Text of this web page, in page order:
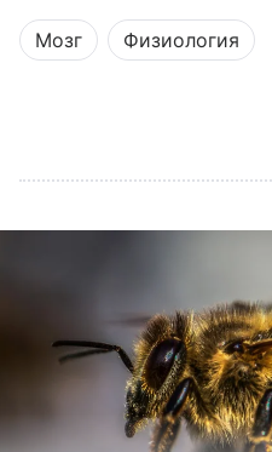
Мозг Физиология